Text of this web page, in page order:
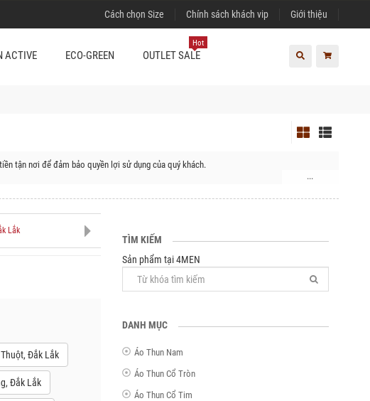
Cách chọn Size Chính sách khách vip Giới thiệu
ACTIVE ECO-GREEN OUTLET SALE
Hot
tận nơi để đảm bảo quyền lợi sử dụng của quý khách.
...
Lắk
Đắk Lắk
Đắk Lắk
TÌM KIẾM
Sản phẩm tại 4MEN
DANH MỤC
Áo Thun Nam
Áo Thun Cổ Tròn
Áo Thun Cổ Tim